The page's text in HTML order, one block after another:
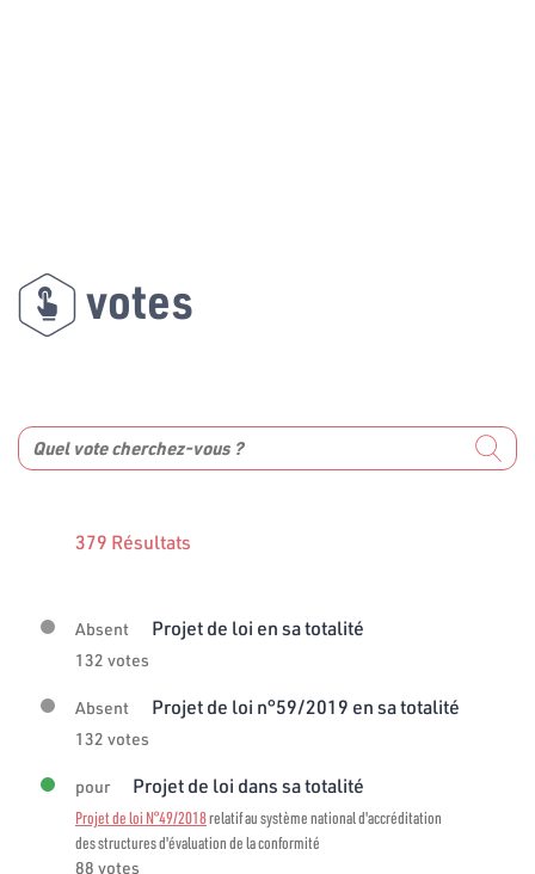
votes
379 Résultats
Absent Projet de loi en sa totalité
132 votes
Absent Projet de loi n°59/2019 en sa totalité
132 votes
pour Projet de loi dans sa totalité
Projet de loi N°49/2018relatif au système national d'accréditation
des structures d'évaluation de la conformité
88 votes